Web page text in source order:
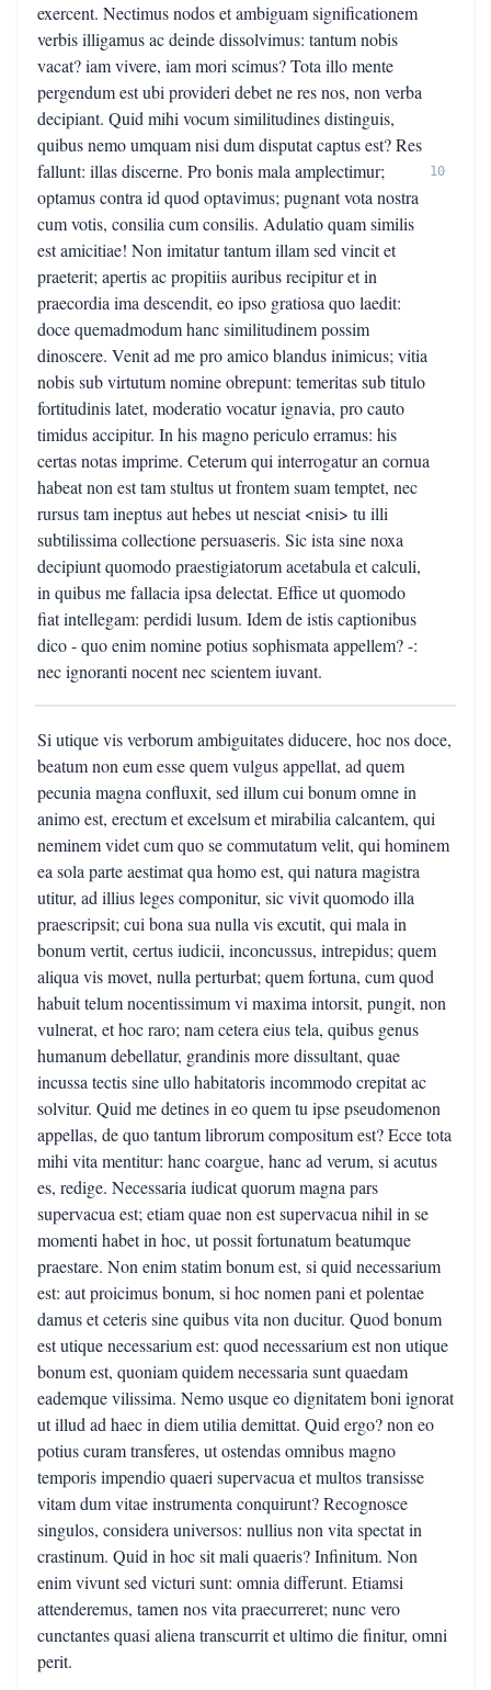
exercent. Nectimus nodos et ambiguam significationem
verbis illigamus ac deinde dissolvimus: tantum nobis
vacat? iam vivere, iam mori scimus? Tota illo mente
pergendum est ubi provideri debet ne res nos, non verba
decipiant. Quid mihi vocum similitudines distinguis,
quibus nemo umquam nisi dum disputat captus est? Res
fallunt: illas discerne. Pro bonis mala amplectimur;
optamus contra id quod optavimus; pugnant vota nostra
cum votis, consilia cum consilis. Adulatio quam similis
est amicitiae! Non imitatur tantum illam sed vincit et
praeterit; apertis ac propitiis auribus recipitur et in
praecordia ima descendit, eo ipso gratiosa quo laedit:
doce quemadmodum hanc similitudinem possim
dinoscere. Venit ad me pro amico blandus inimicus; vitia
nobis sub virtutum nomine obrepunt: temeritas sub titulo
fortitudinis latet, moderatio vocatur ignavia, pro cauto
timidus accipitur. In his magno periculo erramus: his
certas notas imprime. Ceterum qui interrogatur an cornua
habeat non est tam stultus ut frontem suam temptet, nec
rursus tam ineptus aut hebes ut nesciat <nisi> tu illi
subtilissima collectione persuaseris. Sic ista sine noxa
decipiunt quomodo praestigiatorum acetabula et calculi,
in quibus me fallacia ipsa delectat. Effice ut quomodo
fiat intellegam: perdidi lusum. Idem de istis captionibus
dico - quo enim nomine potius sophismata appellem? -:
nec ignoranti nocent nec scientem iuvant.
10
Si utique vis verborum ambiguitates diducere, hoc nos doce,
beatum non eum esse quem vulgus appellat, ad quem
pecunia magna confluxit, sed illum cui bonum omne in
animo est, erectum et excelsum et mirabilia calcantem, qui
neminem videt cum quo se commutatum velit, qui hominem
ea sola parte aestimat qua homo est, qui natura magistra
utitur, ad illius leges componitur, sic vivit quomodo illa
praescripsit; cui bona sua nulla vis excutit, qui mala in
bonum vertit, certus iudicii, inconcussus, intrepidus; quem
aliqua vis movet, nulla perturbat; quem fortuna, cum quod
habuit telum nocentissimum vi maxima intorsit, pungit, non
vulnerat, et hoc raro; nam cetera eius tela, quibus genus
humanum debellatur, grandinis more dissultant, quae
incussa tectis sine ullo habitatoris incommodo crepitat ac
solvitur. Quid me detines in eo quem tu ipse pseudomenon
appellas, de quo tantum librorum compositum est? Ecce tota
mihi vita mentitur: hanc coargue, hanc ad verum, si acutus
es, redige. Necessaria iudicat quorum magna pars
supervacua est; etiam quae non est supervacua nihil in se
momenti habet in hoc, ut possit fortunatum beatumque
praestare. Non enim statim bonum est, si quid necessarium
est: aut proicimus bonum, si hoc nomen pani et polentae
damus et ceteris sine quibus vita non ducitur. Quod bonum
est utique necessarium est: quod necessarium est non utique
bonum est, quoniam quidem necessaria sunt quaedam
eademque vilissima. Nemo usque eo dignitatem boni ignorat
ut illud ad haec in diem utilia demittat. Quid ergo? non eo
potius curam transferes, ut ostendas omnibus magno
temporis impendio quaeri supervacua et multos transisse
vitam dum vitae instrumenta conquirunt? Recognosce
singulos, considera universos: nullius non vita spectat in
crastinum. Quid in hoc sit mali quaeris? Infinitum. Non
enim vivunt sed victuri sunt: omnia differunt. Etiamsi
attenderemus, tamen nos vita praecurreret; nunc vero
cunctantes quasi aliena transcurrit et ultimo die finitur, omni
perit.